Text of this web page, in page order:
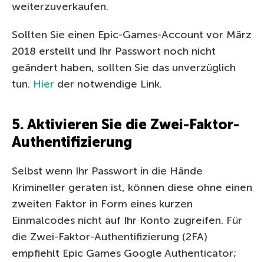
weiterzuverkaufen.
Sollten Sie einen Epic-Games-Account vor März
2018 erstellt und Ihr Passwort noch nicht
geändert haben, sollten Sie das unverzüglich
tun. Hier der notwendige Link.
5. Aktivieren Sie die Zwei-Faktor-
Authentifizierung
Selbst wenn Ihr Passwort in die Hände
Krimineller geraten ist, können diese ohne einen
zweiten Faktor in Form eines kurzen
Einmalcodes nicht auf Ihr Konto zugreifen. Für
die Zwei-Faktor-Authentifizierung (2FA)
empfiehlt Epic Games Google Authenticator;